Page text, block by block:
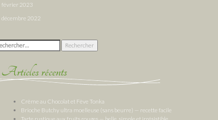
février 2023
décembre 2022
:
Articles récents
Crème au Chocolat et Fève Tonka
Brioche Butchy ultra moelleuse (sans beurre) — recette facile